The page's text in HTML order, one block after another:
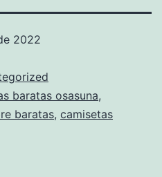
2022
baratas osasuna,
baratas, camisetas